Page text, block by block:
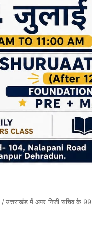
/उत्तराखंड में अपर निजी सचिव के 99